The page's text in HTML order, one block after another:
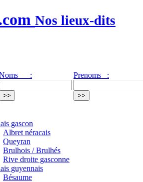
Nos lieux-dits
: Prenoms :
gascon
Albret néracais
Queyran
Brulhois / Brulhés
Rive droite gasconne
guyennais
Bésaume